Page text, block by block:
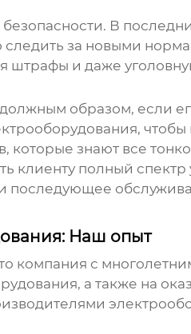
В
следить за новыми
и даже
образом, если
знают все
клиенту полный
последующее
Наш опыт
с
, а также на